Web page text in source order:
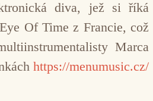
diva, jež si říká
Of Time z Francie, což
Marca
https://menumusic.cz/